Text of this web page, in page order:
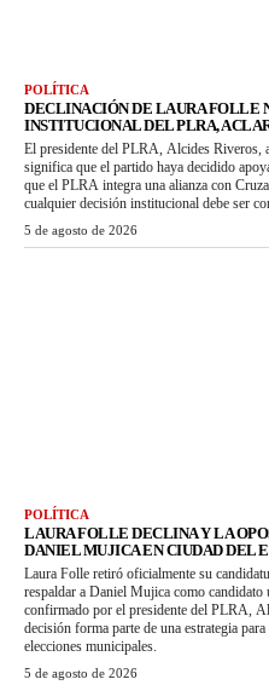
POLÍTICA
DECLINACIÓN DE LAURA FOLLE
INSTITUCIONAL DEL PLRA,
El presidente del PLRA, Alcides Riveros,
significa que el partido haya decidido
que el PLRA integra una alianza con
cualquier decisión institucional debe ser
5 de agosto de 2026
POLÍTICA
LAURA FOLLE DECLINA Y LA
DANIEL MUJICA EN CIUDAD DEL
Laura Folle retiró oficialmente su
respaldar a Daniel Mujica como
confirmado por el presidente del PLRA,
decisión forma parte de una estrategia
elecciones municipales.
5 de agosto de 2026